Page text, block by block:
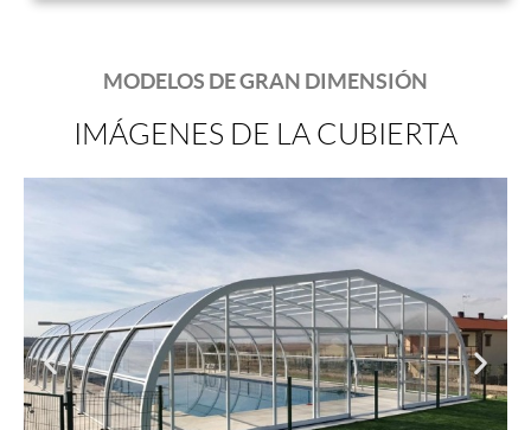
MODELOS DE GRAN DIMENSIÓN
IMÁGENES DE LA CUBIERTA